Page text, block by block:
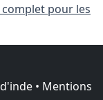
complet pour les
• Mentions